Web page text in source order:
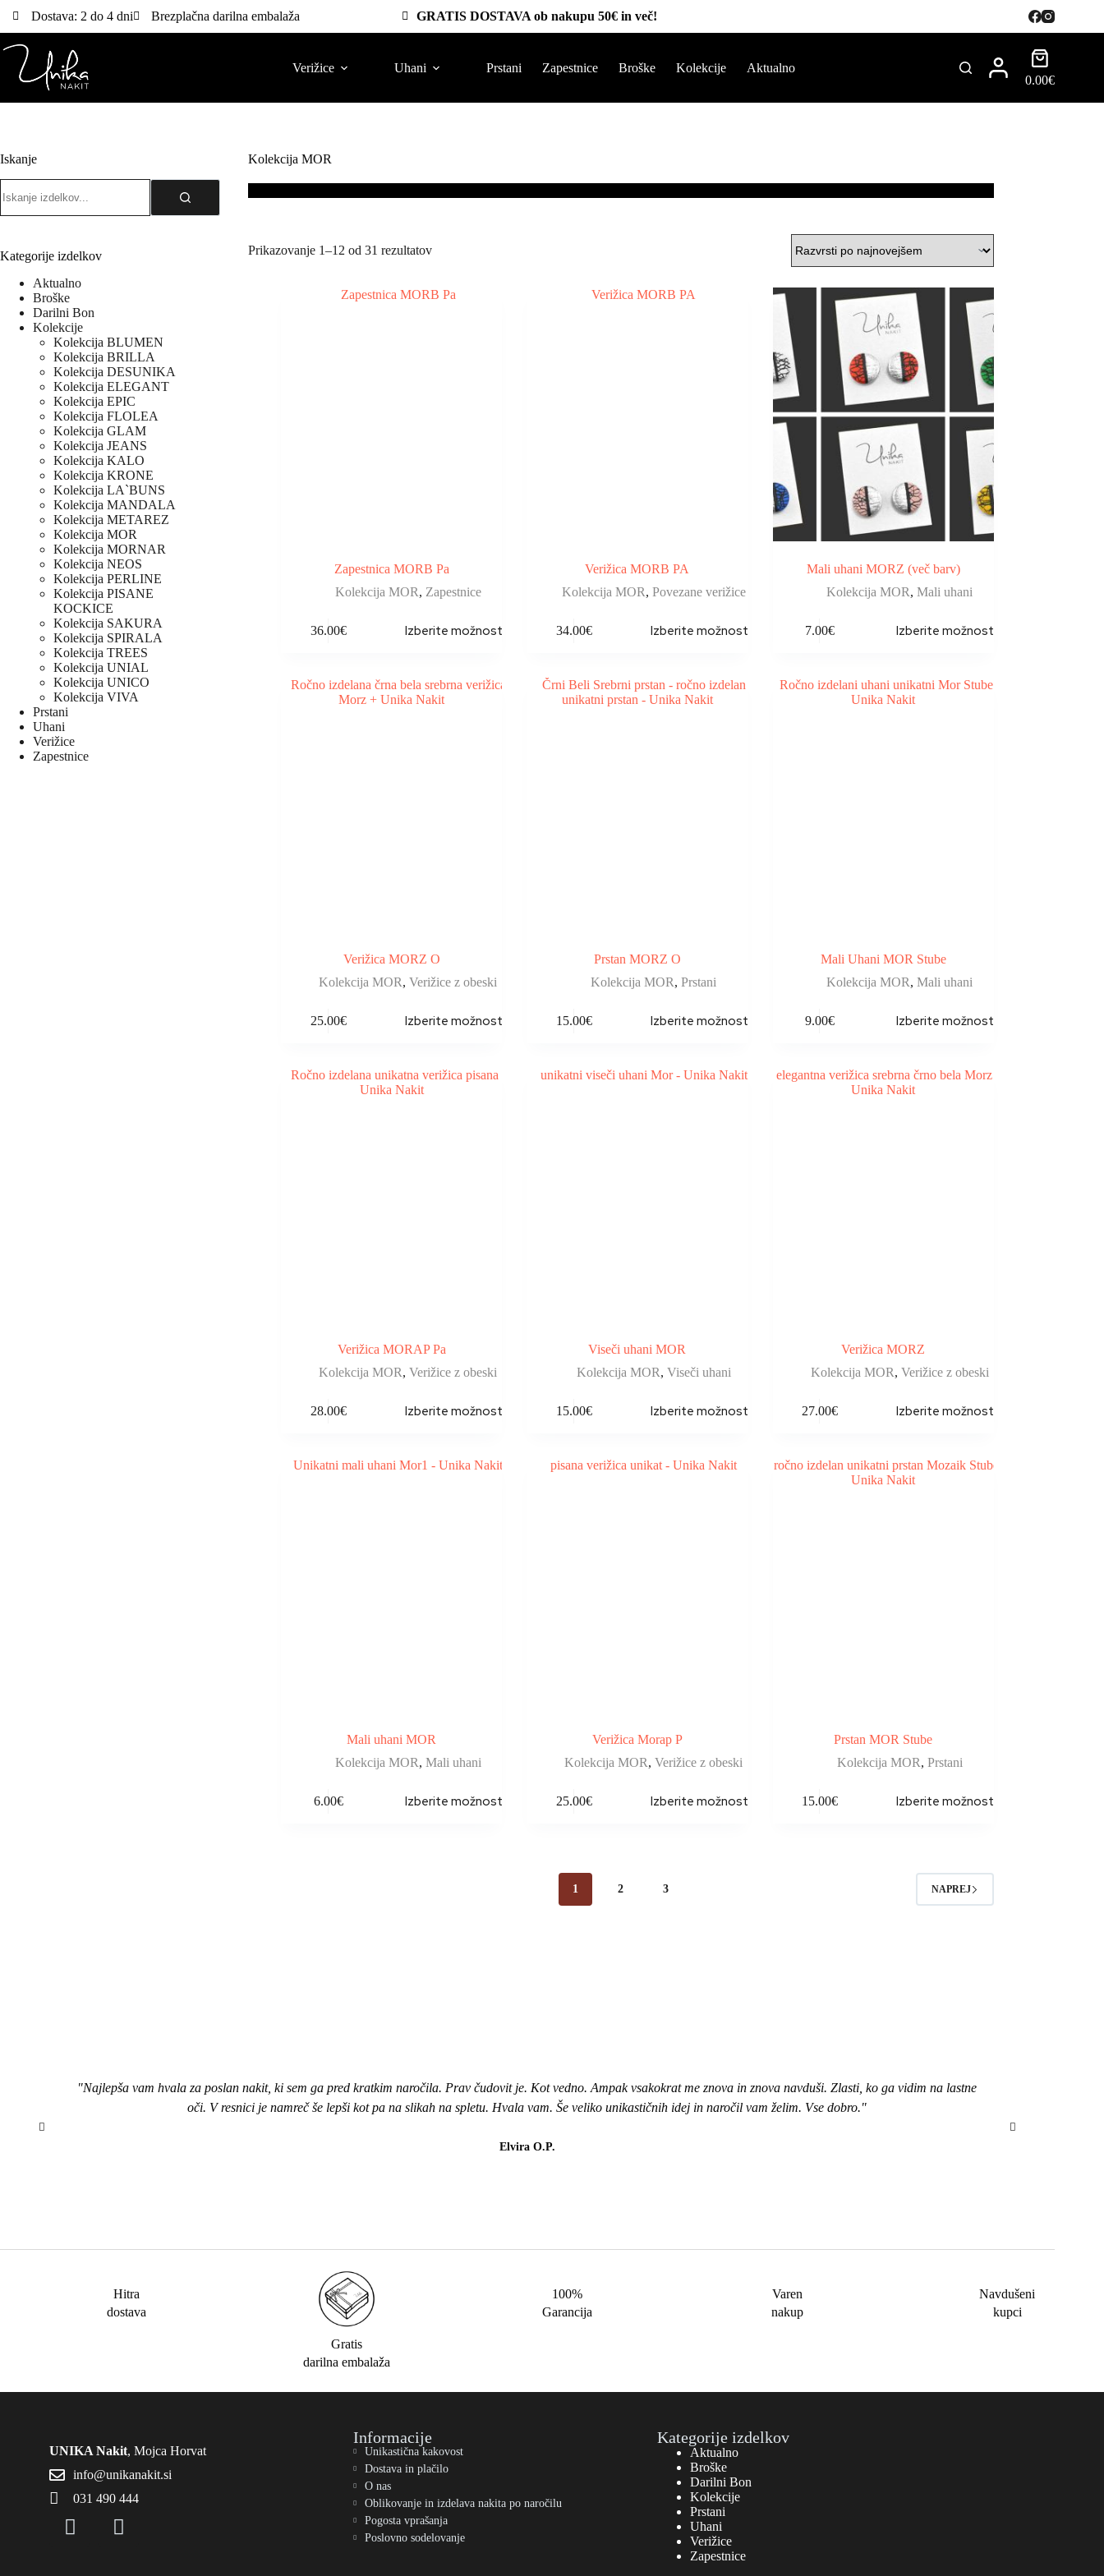
Dostava: 2 do 4 dni Brezplačna darilna embalaža GRATIS DOSTAVA ob nakupu 50€ in več!
Verižice Uhani Prstani Zapestnice Broške Kolekcije
Aktualno
0.00€
Kolekcija MOR
Prikazovanje 1–12 od 31 rezultatov
Zapestnica MORB Pa
Kolekcija MOR, Zapestnice
36.00€ Izberite možnosti
Verižica MORB PA
Kolekcija MOR, Povezane verižice
34.00€ Izberite možnosti
Mali uhani MORZ (več barv)
Kolekcija MOR,Mali uhani
7.00€ Izberite možnosti
Verižica MORZ O
Kolekcija MOR,Verižice z obeski
25.00€ Izberite možnosti
Prstan MORZ O
Kolekcija MOR,Prstani
15.00€ Izberite možnosti
Mali Uhani MOR Stube
Kolekcija MOR,Mali uhani
9.00€ Izberite možnosti
Verižica MORAP Pa
Kolekcija MOR,Verižice z obeski
28.00€ Izberite možnosti
Viseči uhani MOR
Kolekcija MOR, Viseči uhani
15.00€ Izberite možnosti
Verižica MORZ
Kolekcija MOR, Verižice z obeski
27.00€ Izberite možnosti
Mali uhani MOR
Kolekcija MOR, Mali uhani
6.00€ Izberite možnosti
Verižica Morap P
Kolekcija MOR,Verižice z obeski
25.00€ Izberite možnosti
Prstan MOR Stube
Kolekcija MOR, Prstani
15.00€ Izberite možnosti
1 2 3 NAPREJ
Iskanje
Kategorije izdelkov
Aktualno
Broške
Darilni Bon
Kolekcije
Kolekcija BLUMEN
Kolekcija BRILLA
Kolekcija DESUNIKA
Kolekcija ELEGANT
Kolekcija EPIC
Kolekcija FLOLEA
Kolekcija GLAM
Kolekcija JEANS
Kolekcija KALO
Kolekcija KRONE
Kolekcija LA`BUNS
Kolekcija MANDALA
Kolekcija METAREZ
Kolekcija MOR
Kolekcija MORNAR
Kolekcija NEOS
Kolekcija PERLINE
Kolekcija PISANE
KOCKICE
Kolekcija SAKURA
Kolekcija SPIRALA
Kolekcija TREES
Kolekcija UNIAL
Kolekcija UNICO
Kolekcija VIVA
Prstani
Uhani
Verižice
Zapestnice
"Najlepša vam hvala za poslan nakit, ki sem ga pred kratkim naročila. Prav čudovit je. Kot vedno. Ampak vsakokrat me znova in znova navduši. Zlasti, ko ga vidim na lastne
oči. V resnici je namreč še lepši kot pa na slikah na spletu. Hvala vam. Še veliko unikastičnih idej in naročil vam želim. Vse dobro."
Elvira O.P.
Hitra
dostava
Gratis
darilna embalaža
100%
Garancija
Varen
nakup
Navdušeni
kupci
UNIKA Nakit, Mojca Horvat
info@unikanakit.si
031 490 444
Informacije
Unikastična kakovost
Dostava in plačilo
O nas
Oblikovanje in izdelava nakita po naročilu
Pogosta vprašanja
Poslovno sodelovanje
Kategorije izdelkov
Aktualno
Broške
Darilni Bon
Kolekcije
Prstani
Uhani
Verižice
Zapestnice